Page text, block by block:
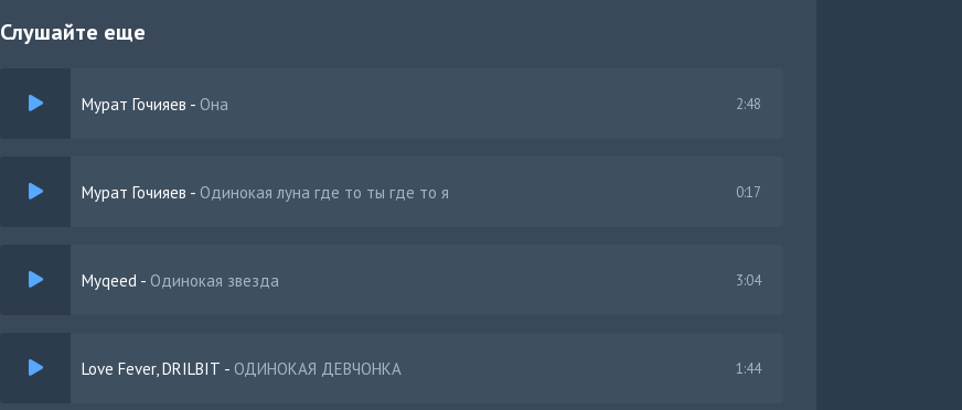
Слушайте еще
Мурат Гочияев - Она 2:48
Мурат Гочияев - Одинокая луна где то ты где то я 0:17
Myqeed - Одинокая звезда 3:04
Love Fever, DRILBIT - ОДИНОКАЯ ДЕВЧОНКА 1:44